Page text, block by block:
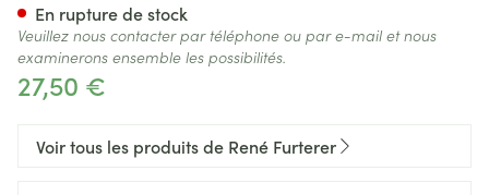
27,50 €
En rupture de stock
Veuillez nous contacter par téléphone ou par e-mail et nous
examinerons ensemble les possibilités.
Voir tous les produits de René Furterer